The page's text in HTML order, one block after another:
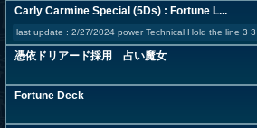
Carly Carmine Special (5Ds) : Fortune L...
last update : 2/27/2024 power Technical Hold the line 3
憑依ドリアード採用 占い魔女
Fortune Deck